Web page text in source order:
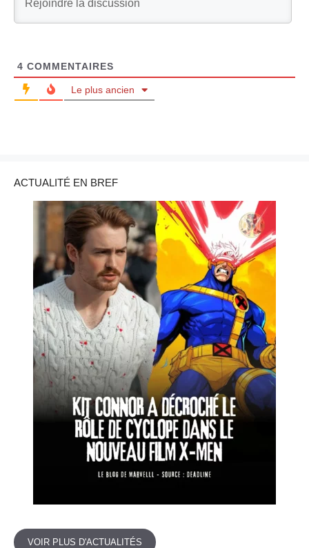
4 COMMENTAIRES
Le plus ancien
ACTUALITÉ EN BREF
VOIR PLUS D'ACTUALITÉS